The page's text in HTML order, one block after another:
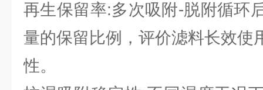
再生保留率:多次吸附-脱附循环
量的保留比例，评价滤料长效使
性。